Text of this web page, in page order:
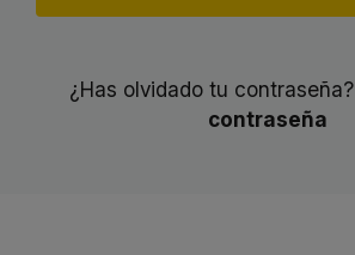
¿Has olvidado tu contraseña?
contraseña